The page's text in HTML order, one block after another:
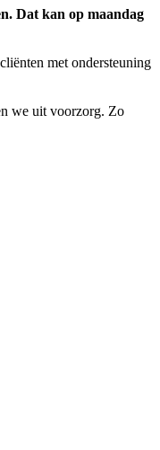
Dat kan op maandag
met ondersteuning
we uit voorzorg. Zo